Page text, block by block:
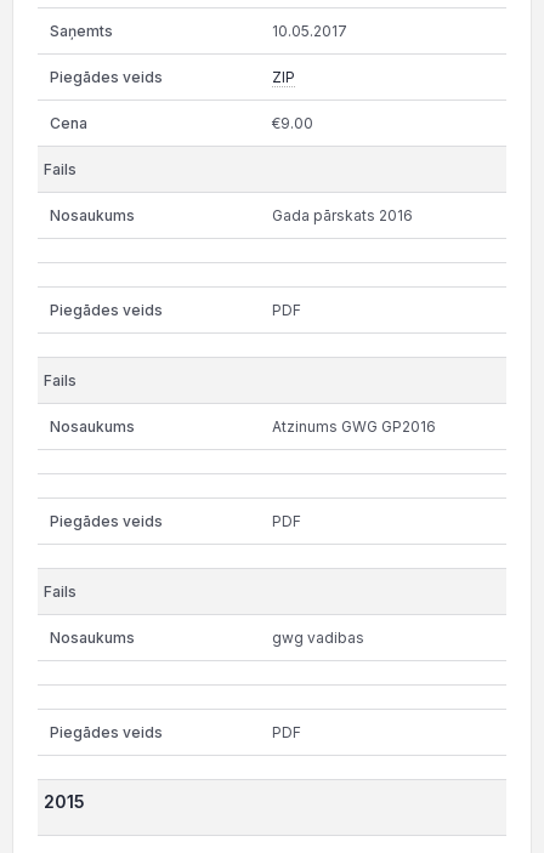
10.05.2017
ZIP
€9.00
Gada pārskats 2016
PDF
Atzinums GWG GP2016
PDF
gwg vadibas
PDF
2015